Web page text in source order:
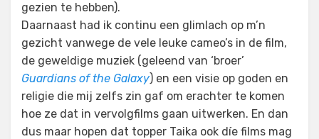
gezien te hebben).
Daarnaast had ik continu een glimlach op m’n
gezicht vanwege de vele leuke cameo’s in de film,
de geweldige muziek (geleend van ‘broer’
Guardians of the Galaxy) en een visie op goden en
religie die mij zelfs zin gaf om erachter te komen
hoe ze dat in vervolgfilms gaan uitwerken. En dan
dus maar hopen dat topper Taika ook díe films mag